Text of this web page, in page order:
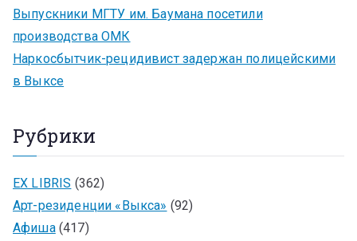
Выпускники МГТУ им. Баумана посетили
производства ОМК
Наркосбытчик-рецидивист задержан полицейскими
в Выксе
Рубрики
EX LIBRIS (362)
Арт-резиденции «Выкса» (92)
Афиша(417)